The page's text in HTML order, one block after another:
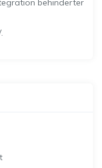
behinderter